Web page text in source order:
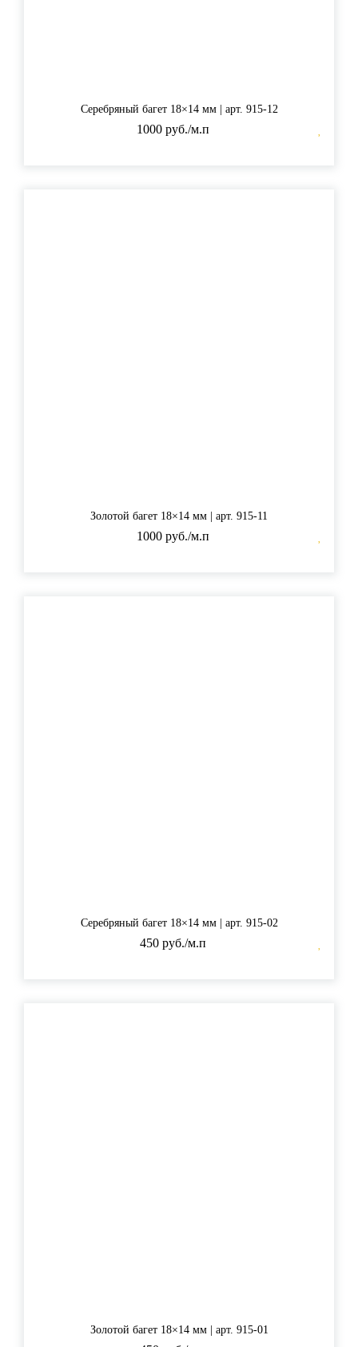
Серебряный багет 18×14 мм | арт. 915-12
1000 руб./м.п
Золотой багет 18×14 мм | арт. 915-11
1000 руб./м.п
Серебряный багет 18×14 мм | арт. 915-02
450 руб./м.п
Золотой багет 18×14 мм | арт. 915-01